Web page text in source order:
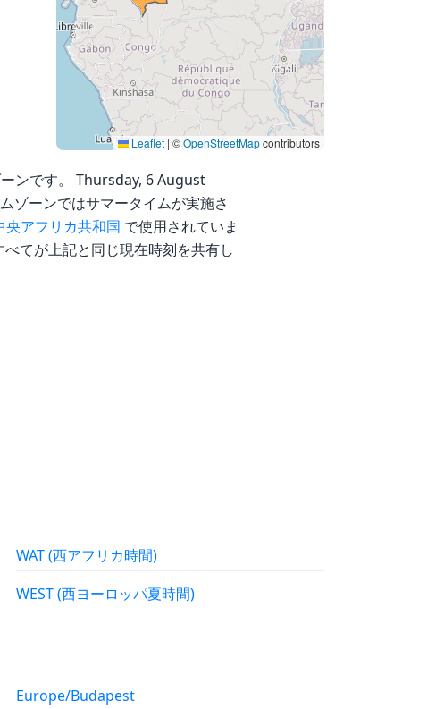
Leaflet | ©OpenStreetMapcontributors
ンです。 Thursday, 6 August
ゾーンではサマータイムが実施さ
央アフリカ共和国 で使用されていま
てが上記と同じ現在時刻を共有し
WAT (西アフリカ時間)
WEST (西ヨーロッパ夏時間)
Europe/Budapest